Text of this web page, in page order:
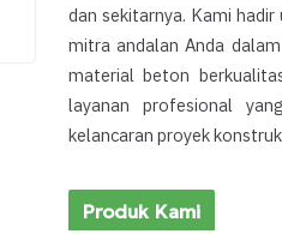
dan sekitarnya. Kami hadir
mitra andalan Anda
material beton
layanan profesional
kelancaran proyek
Produk Kami